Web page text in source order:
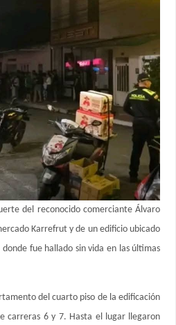
del reconocido comerciante Álvaro
Karrefrut y de un edificio ubicado
fue hallado sin vida en las últimas
del cuarto piso de la edificación
carreras 6 y 7. Hasta el lugar llegaron